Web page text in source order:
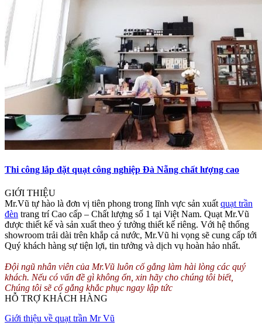
Thi công lắp đặt quạt công nghiệp Đà Nẵng chất lượng cao
GIỚI THIỆU
Mr.Vũ tự hào là đơn vị tiên phong trong lĩnh vực sản xuất quạt trần
đèn trang trí Cao cấp – Chất lượng số 1 tại Việt Nam. Quạt Mr.Vũ
được thiết kế và sản xuất theo ý tưởng thiết kế riêng. Với hệ thống
showroom trải dài trên khắp cả nước, Mr.Vũ hi vọng sẽ cung cấp tới
Quý khách hàng sự tiện lợi, tin tưởng và dịch vụ hoàn hảo nhất.
Đội ngũ nhân viên của Mr.Vũ luôn cố gắng làm hài lòng các quý
khách. Nếu có vấn đề gì không ổn, xin hãy cho chúng tôi biết,
Chúng tôi sẽ cố gắng khắc phục ngay lập tức
HỖ TRỢ KHÁCH HÀNG
Giới thiệu về quạt trần Mr Vũ